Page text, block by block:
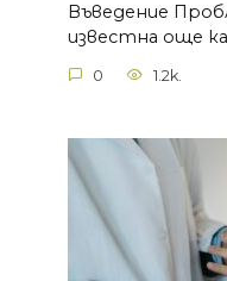
Въведение
известна още
0 1.2k.